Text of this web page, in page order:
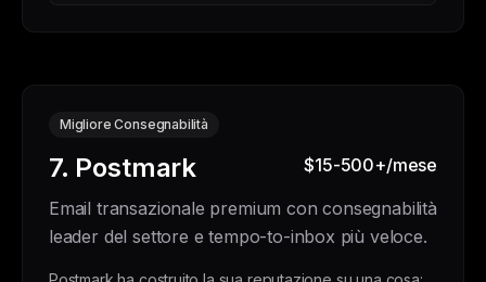
Migliore Consegnabilità
7. Postmark
$15-500+/mese
Email transazionale premium con consegnabilità
leader del settore e tempo-to-inbox più veloce.